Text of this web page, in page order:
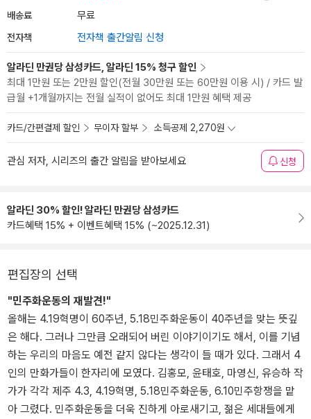
배송료 무료
전자책 전자책 출간알림 신청
알라딘 만권당 삼성카드, 알라딘 15% 청구 할인
최대 1만원 또는 2만원 할인(전월 30만원 또는 60만원 이용 시) / 카드 발
급월 +1개월까지는 전월 실적이 없어도 최대 1만원 혜택 제공
카드/간편결제 할인 무이자 할부 소득공제 2,270원
관심 저자, 시리즈의 출간 알림을 받아보세요 신청
알라딘 30% 할인! 알라딘 만권당 삼성카드
카드혜택 15% + 이벤트혜택 15% (~2025.12.31)
편집장의 선택
"민주화운동의 재발견!"
올해는 4.19혁명이 60주년, 5.18민주화운동이 40주년을 맞는 뜻깊
은 해다. 그러나 그만큼 오래되어 버린 이야기이기도 해서, 이를 기념
하는 우리의 마음도 예전 같지 않다는 생각이 들 때가 있다. 그래서 4
인의 만화가들이 한자리에 모였다. 김홍모, 윤태호, 마영신, 유승하 작
가가 각각 제주 4.3, 4.19혁명, 5.18민주화운동, 6.10민주항쟁을 맡
아 그렸다. 민주화운동을 더욱 진하게 아로새기고, 젊은 세대들에게